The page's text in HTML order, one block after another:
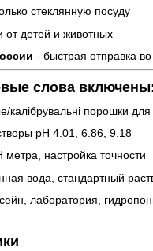
стеклянную посуду
от детей и животных
- быстрая отправка
слова
калібрувальні порошки
pH 4.01, 6.86, 9.18
метра, настройка точности
вода, стандартный
лаборатория,